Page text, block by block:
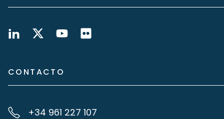
CONTACTO
+34 961 227 107